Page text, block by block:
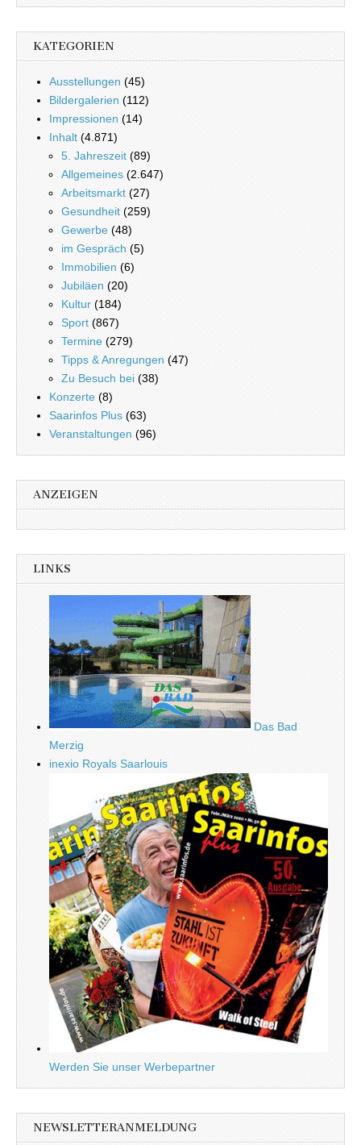
KATEGORIEN
Ausstellungen (45)
Bildergalerien (112)
Impressionen (14)
Inhalt (4.871)
5. Jahreszeit (89)
Allgemeines (2.647)
Arbeitsmarkt (27)
Gesundheit (259)
Gewerbe (48)
im Gespräch (5)
Immobilien (6)
Jubiläen (20)
Kultur (184)
Sport (867)
Termine (279)
Tipps & Anregungen (47)
Zu Besuch bei (38)
Konzerte (8)
Saarinfos Plus (63)
Veranstaltungen (96)
ANZEIGEN
LINKS
Das Bad
Merzig
inexio Royals Saarlouis
Werden Sie unser Werbepartner
NEWSLETTERANMELDUNG